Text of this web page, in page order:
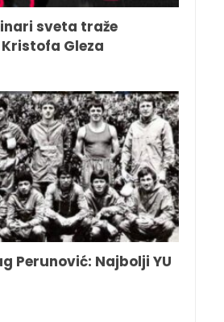
sveta traže
Gleza
Perunović: Najbolji YU